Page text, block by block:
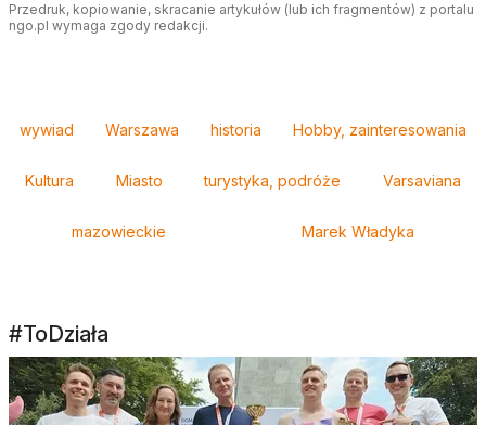
Przedruk, kopiowanie, skracanie artykułów (lub ich fragmentów) z portalu
ngo.pl wymaga zgody redakcji.
wywiad Warszawa historia Hobby, zainteresowania
Kultura Miasto turystyka, podróże Varsaviana
mazowieckie Marek Władyka
#ToDziała